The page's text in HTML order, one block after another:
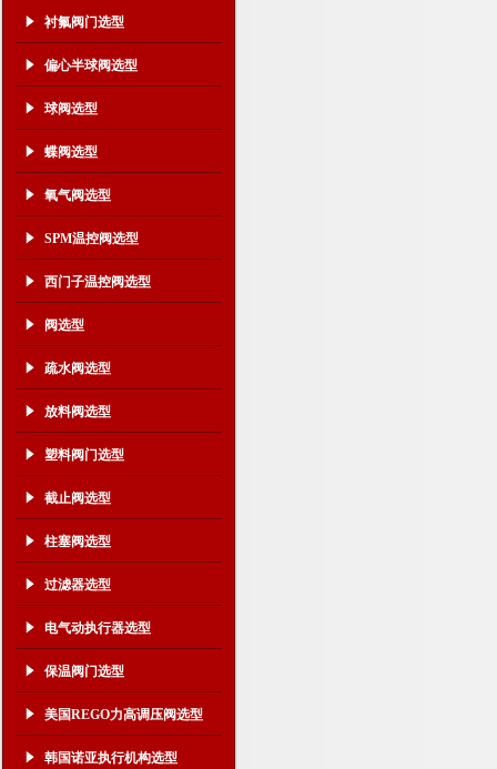
衬氟阀门选型
偏心半球阀选型
球阀选型
蝶阀选型
氧气阀选型
SPM温控阀选型
西门子温控阀选型
阀选型
疏水阀选型
放料阀选型
塑料阀门选型
截止阀选型
柱塞阀选型
过滤器选型
电气动执行器选型
保温阀门选型
美国REGO力高调压阀选型
韩国诺亚执行机构选型